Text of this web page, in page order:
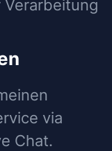
via
Chat.